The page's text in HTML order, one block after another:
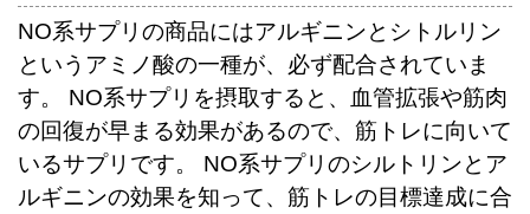
NO系サプリの商品にはアルギニンとシトルリン
というアミノ酸の一種が、必ず配合されていま
す。 NO系サプリを摂取すると、血管拡張や筋肉
の回復が早まる効果があるので、筋トレに向いて
いるサプリです。 NO系サプリのシルトリンとア
ルギニンの効果を知って、筋トレの目標達成に合